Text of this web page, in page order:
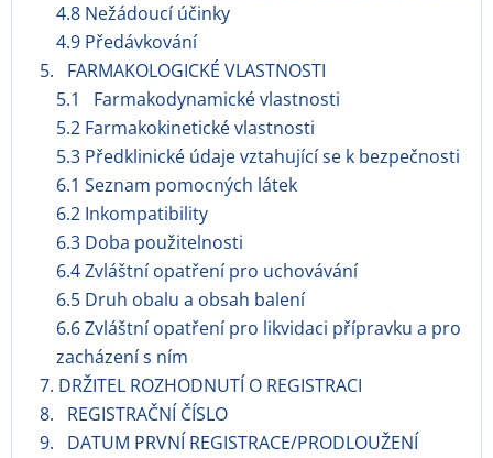
4.8 Nežádoucí účinky
4.9 Předávkování
5. FARMAKOLOGICKÉ VLASTNOSTI
5.1 Farmakodynamické vlastnosti
5.2 Farmakokinetické vlastnosti
5.3 Předklinické údaje vztahující se k bezpečnosti
6.1 Seznam pomocných látek
6.2 Inkompatibility
6.3 Doba použitelnosti
6.4 Zvláštní opatření pro uchovávání
6.5 Druh obalu a obsah balení
6.6 Zvláštní opatření pro likvidaci přípravku a pro
zacházení s ním
7. DRŽITEL ROZHODNUTÍ O REGISTRACI
8. REGISTRAČNÍ ČÍSLO
9. DATUM PRVNÍ REGISTRACE/PRODLOUŽENÍ